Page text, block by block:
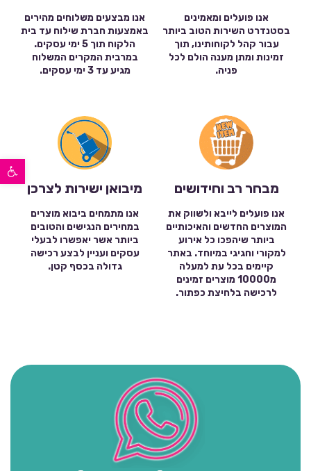
פתח סרגל נגישות
אנו פועלים ומאמינים
בסטנדרט השירות הטוב ביותר
עבור קהל לקוחותינו, תוך
זמינות ומתן מענה הולם לכל
פניה.
אנו מבצעים משלוחים מהירים
באמצעות חברת שילוח עד בית
הלקוח תוך 5 ימי עסקים.
במרבית המקרים המשלוח
מגיע עד 3 ימי עסקים.
מבחר רב וחידושים
אנו פועלים לייבא ולשווק את
המוצרים החדשים והאיכותיים
ביותר שיהפכו כל אירוע
למקורי וחגיגי במיוחד. באתר
קיימים בכל עת למעלה
מ10000 מוצרים זמינים
לרכישה בלחיצת כפתור.
מיבואן ישירות לצרכן
אנו מתמחים ביבוא מוצרים
במחירים הנגישים והטובים
ביותר אשר יאפשרו לבעלי
עסקים ועניין לבצע רכישה
גדולה בכסף קטן.